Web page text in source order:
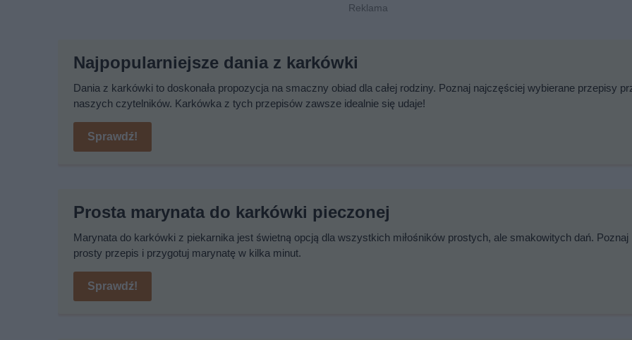
Najpopularniejsze dania z karkówki
Dania z karkówki to doskonała propozycja na smaczny obiad dla całej rodziny. Poznaj najczęściej wybierane przepisy
naszych czytelników. Karkówka z tych przepisów zawsze idealnie się udaje!
Sprawdź!
Prosta marynata do karkówki pieczonej
Marynata do karkówki z piekarnika jest świetną opcją dla wszystkich miłośników prostych, ale smakowitych dań. Poznaj
prosty przepis i przygotuj marynatę w kilka minut.
Sprawdź!